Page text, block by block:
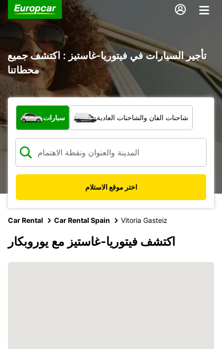
تأجير السيارات في فيتوريا-غاستيز : اكتشف جميع
محطاتنا
ما نوع المركبة؟
سيارات شاحنات الفان والشاحنات العادية
اختر موقع الاستلام
Car Rental Car Rental Spain Vitoria Gasteiz
اكتشف فيتوريا-غاستيز مع يوروبكار